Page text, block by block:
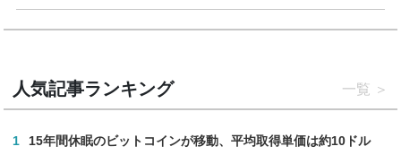
人気記事ランキング 一覧
1 15年間休眠のビットコインが移動、平均取得単価は約10ドル